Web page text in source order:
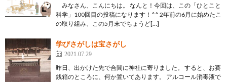
みなさん、こんにちは。 なんと！今回は、この「ひとこと
科学」100回目の投稿になります！^^ 2年前の6月に始めたこ
の取り組み、この5月末でちょうど[…]
学びさがしは宝さがし
2021.07.29
昨日、出かけた先で合間に神社に寄りました。 すると、お賽
銭箱のところに、何か置いてあります。 アルコール消毒液で